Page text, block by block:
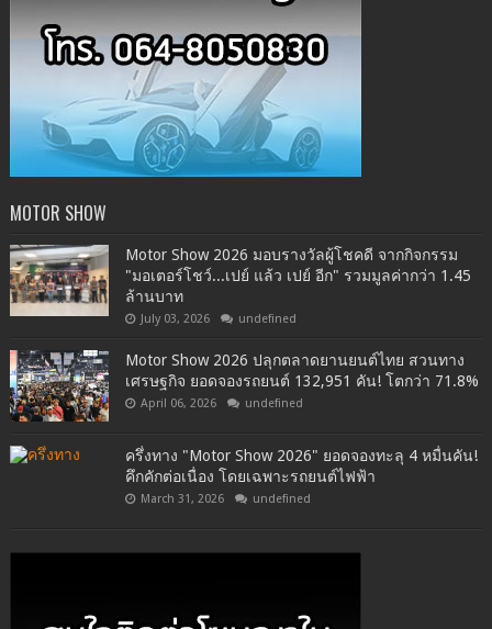
MOTOR SHOW
Motor Show 2026 มอบรางวัลผู้โชคดี จากกิจกรรม
"มอเตอร์โชว์...เปย์ แล้ว เปย์ อีก" รวมมูลค่ากว่า 1.45
ล้านบาท
July 03, 2026 undefined
Motor Show 2026 ปลุกตลาดยานยนต์ไทย สวนทาง
เศรษฐกิจ ยอดจองรถยนต์ 132,951 คัน! โตกว่า 71.8%
April 06, 2026 undefined
ครึ่งทาง "Motor Show 2026" ยอดจองทะลุ 4 หมื่นคัน!
คึกคักต่อเนื่อง โดยเฉพาะรถยนต์ไฟฟ้า
March 31, 2026 undefined